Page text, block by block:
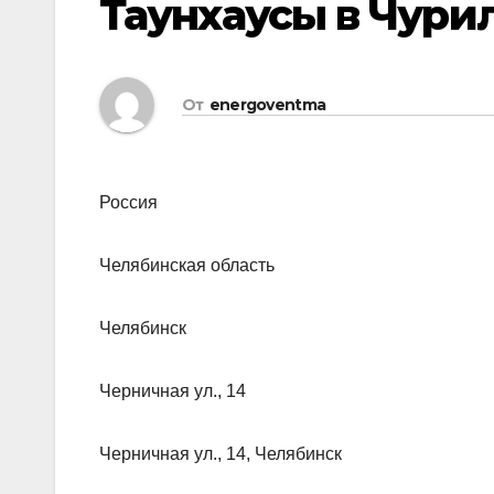
Таунхаусы в
От energoventma
Россия
Челябинская область
Челябинск
Черничная ул., 14
Черничная ул., 14, Челябинск